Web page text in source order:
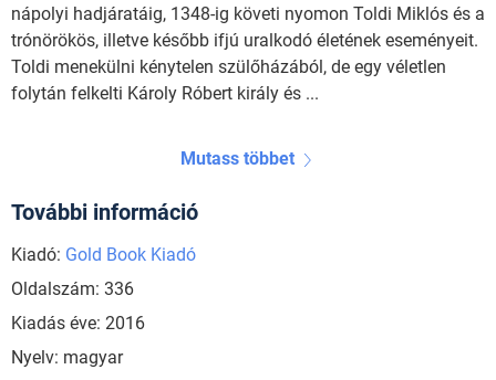
nápolyi hadjáratáig, 1348-ig követi nyomon Toldi Miklós és a
trónörökös, illetve később ifjú uralkodó életének eseményeit.
Toldi menekülni kénytelen szülőházából, de egy véletlen
folytán felkelti Károly Róbert király és ...
Mutass többet
További információ
Kiadó: Gold Book Kiadó
Oldalszám: 336
Kiadás éve: 2016
Nyelv: magyar